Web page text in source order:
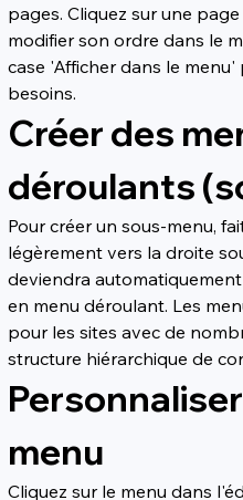
pages. Cliquez sur une
modifier son ordre dans le
case 'Afficher dans le
besoins.
Créer des
déroulants
Pour créer un sous-menu,
légèrement vers la droite
deviendra
en menu déroulant. Les
pour les sites avec de
structure hiérarchique de
menu
Cliquez sur le menu dans